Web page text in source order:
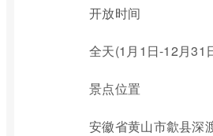
开放时间
全天(1月1日-12月31
景点位置
安徽省黄山市歙县深